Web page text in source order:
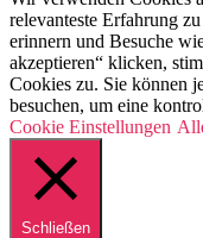
relevanteste Erfahrung
erinnern und Besuche
akzeptieren“ klicken,
Cookies zu. Sie können
besuchen, um eine
Cookie Einstellungen
Schließen